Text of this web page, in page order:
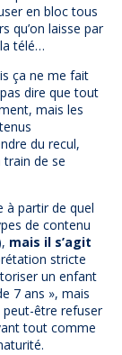
en bloc tous
qu’on laisse par
télé…
ça ne me fait
dire que tout
mais les
du recul,
train de se
à partir de quel
de contenu
mais il s’agit
stricte
un enfant
7 ans », mais
peut-être refuser
tout comme